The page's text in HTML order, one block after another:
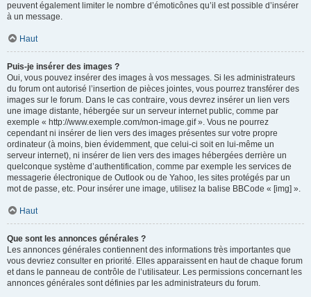
peuvent également limiter le nombre d’émoticônes qu’il est possible d’insérer
à un message.
Haut
Puis-je insérer des images ?
Oui, vous pouvez insérer des images à vos messages. Si les administrateurs
du forum ont autorisé l’insertion de pièces jointes, vous pourrez transférer des
images sur le forum. Dans le cas contraire, vous devrez insérer un lien vers
une image distante, hébergée sur un serveur internet public, comme par
exemple « http://www.exemple.com/mon-image.gif ». Vous ne pourrez
cependant ni insérer de lien vers des images présentes sur votre propre
ordinateur (à moins, bien évidemment, que celui-ci soit en lui-même un
serveur internet), ni insérer de lien vers des images hébergées derrière un
quelconque système d’authentification, comme par exemple les services de
messagerie électronique de Outlook ou de Yahoo, les sites protégés par un
mot de passe, etc. Pour insérer une image, utilisez la balise BBCode « [img] ».
Haut
Que sont les annonces générales ?
Les annonces générales contiennent des informations très importantes que
vous devriez consulter en priorité. Elles apparaissent en haut de chaque forum
et dans le panneau de contrôle de l’utilisateur. Les permissions concernant les
annonces générales sont définies par les administrateurs du forum.